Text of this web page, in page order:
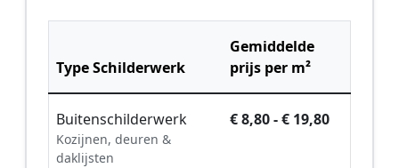
Type Schilderwerk
Gemiddelde
prijs per m²
Buitenschilderwerk
Kozijnen, deuren &
daklijsten
€ 8,80 - € 19,80